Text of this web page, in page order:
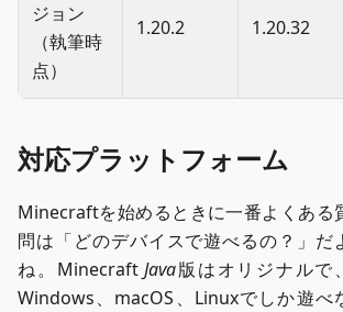
ジョン
（執筆時
点）
1.20.2 1.20.32
対応プラットフォーム
Minecraftを始めるときに一番よくある
問は「どのデバイスで遊べるの？」だ
ね。MinecraftJava版はオリジナルで、
Windows、macOS、Linuxでしか遊べ